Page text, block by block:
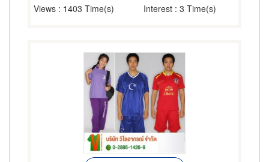
Views : 1403 Time(s) Interest : 3 Time(s)